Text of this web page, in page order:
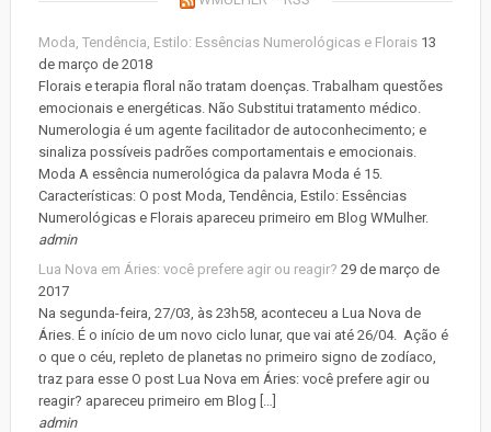
Moda, Tendência, Estilo: Essências Numerológicas e Florais 13
de março de 2018
Florais e terapia floral não tratam doenças. Trabalham questões
emocionais e energéticas. Não Substitui tratamento médico.
Numerologia é um agente facilitador de autoconhecimento; e
sinaliza possíveis padrões comportamentais e emocionais.
Moda A essência numerológica da palavra Moda é 15.
Características: O post Moda, Tendência, Estilo: Essências
Numerológicas e Florais apareceu primeiro em Blog WMulher.
admin
Lua Nova em Áries: você prefere agir ou reagir? 29 de março de
2017
Na segunda-feira, 27/03, às 23h58, aconteceu a Lua Nova de
Áries. É o início de um novo ciclo lunar, que vai até 26/04. Ação é
o que o céu, repleto de planetas no primeiro signo de zodíaco,
traz para esse O post Lua Nova em Áries: você prefere agir ou
reagir? apareceu primeiro em Blog […]
admin